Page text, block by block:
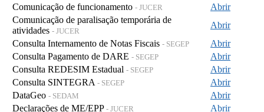
Comunicação de funcionamento - JUCER
Abrir
Comunicação de paralisação temporária de
atividades - JUCER
Abrir
Consulta Internamento de Notas Fiscais - SEGEP
Abrir
Consulta Pagamento de DARE - SEGEP
Abrir
Consulta REDESIM Estadual - SEGEP
Abrir
Consulta SINTEGRA - SEGEP
Abrir
DataGeo - SEDAM
Abrir
Declarações de ME/EPP - JUCER Abrir